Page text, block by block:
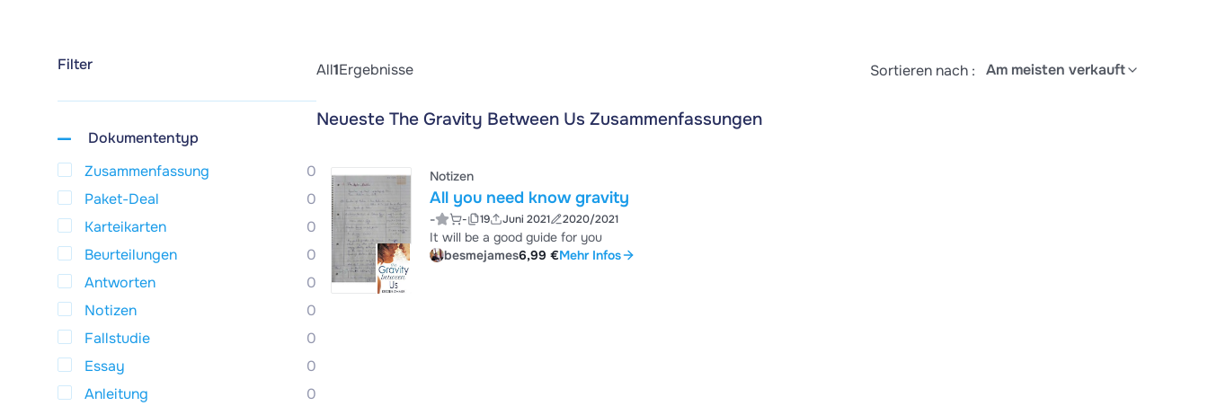
Filter
Dokumententyp
Zusammenfassung
0
Paket-Deal
0
Karteikarten
0
Beurteilungen
0
Antworten
0
Notizen
0
Fallstudie
0
Essay
0
Anleitung
0
All1Ergebnisse Sortieren nach : Am meisten verkauft
Neueste The Gravity Between Us Zusammenfassungen
Notizen
All you need know gravity
- - 19 Juni 2021 2020/2021
It will be a good guide for you
besmejames6,99 €Mehr Infos